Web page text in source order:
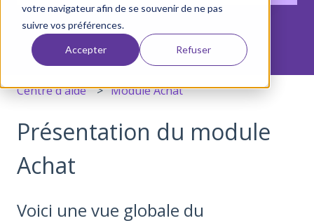
votre navigateur afin de se souvenir de ne pas
suivre vos préférences.
Accepter Refuser
Il n'y a aucune suggestion car le champ de
Centre d'aide Module Achat
Présentation du module
Achat
Voici une vue globale du